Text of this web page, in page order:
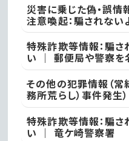
災害に乗じた偽・誤情
注意喚起：騙されない
不審な投稿やメール
りの警察署
特殊詐欺等情報：騙さ
い ｜ 郵便局や警察を
義の郵便物が」や「あ
いった電話があった際
に電話を切って取手
その他の犯罪情報（
務所荒らし）事件発生
さい ｜ 常総警察署
特殊詐欺等情報：騙さ
い ｜ 竜ケ崎警察署